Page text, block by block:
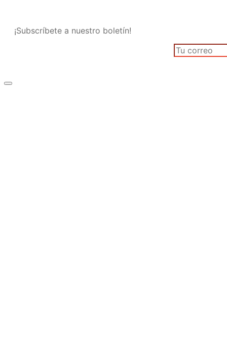
¡Subscríbete a nuestro boletín!